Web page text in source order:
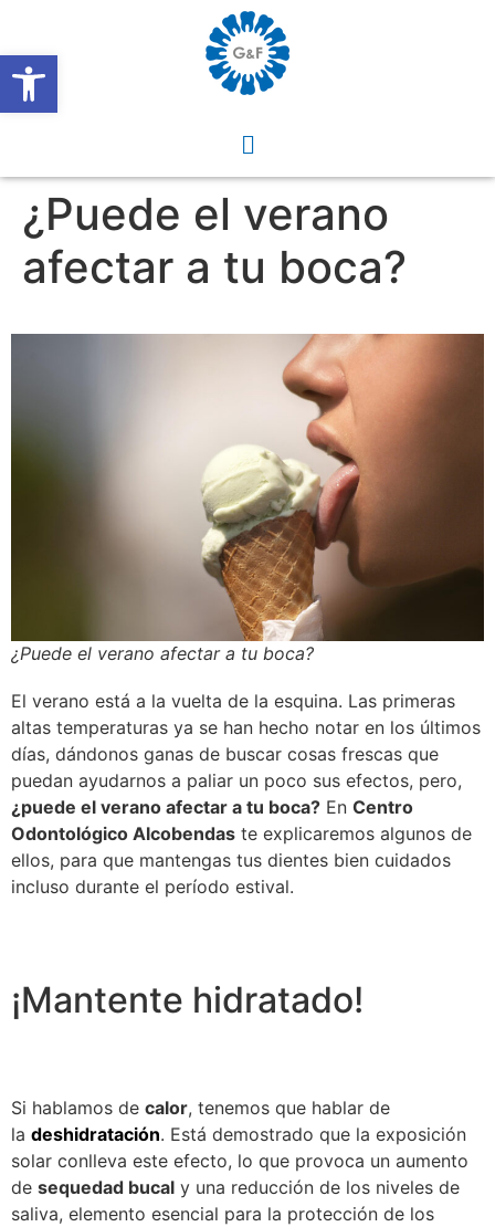
Abrir barra de herramientas
¿Puede el verano
afectar a tu boca?
¿Puede el verano afectar a tu boca?
El verano está a la vuelta de la esquina. Las primeras
altas temperaturas ya se han hecho notar en los últimos
días, dándonos ganas de buscar cosas frescas que
puedan ayudarnos a paliar un poco sus efectos, pero,
¿puede el verano afectar a tu boca? En Centro
Odontológico Alcobendas te explicaremos algunos de
ellos, para que mantengas tus dientes bien cuidados
incluso durante el período estival.
¡Mantente hidratado!
Si hablamos de calor, tenemos que hablar de
la deshidratación. Está demostrado que la exposición
solar conlleva este efecto, lo que provoca un aumento
de sequedad bucal y una reducción de los niveles de
saliva, elemento esencial para la protección de los